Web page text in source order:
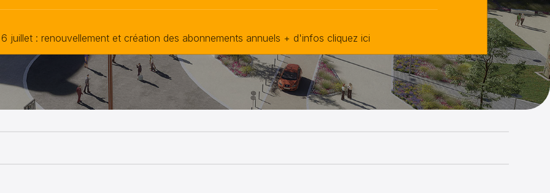
juillet : renouvellement et création des abonnements annuels + d'infos cliquez ici